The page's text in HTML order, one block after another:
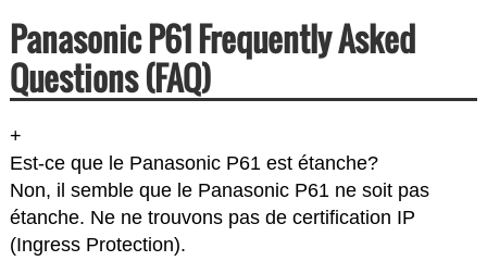
Panasonic P61 Frequently Asked
Questions (FAQ)
+
Est-ce que le Panasonic P61 est étanche?
Non, il semble que le Panasonic P61 ne soit pas
étanche. Ne ne trouvons pas de certification IP
(Ingress Protection).